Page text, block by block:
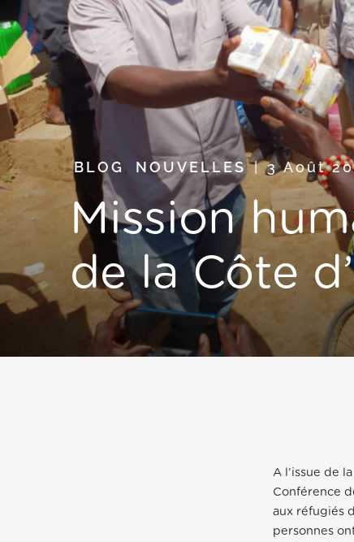
BLOG , NOUVELLES 3 Août
Mission
de la Côte
A l’issue de
Conférence
aux réfugiés
personnes